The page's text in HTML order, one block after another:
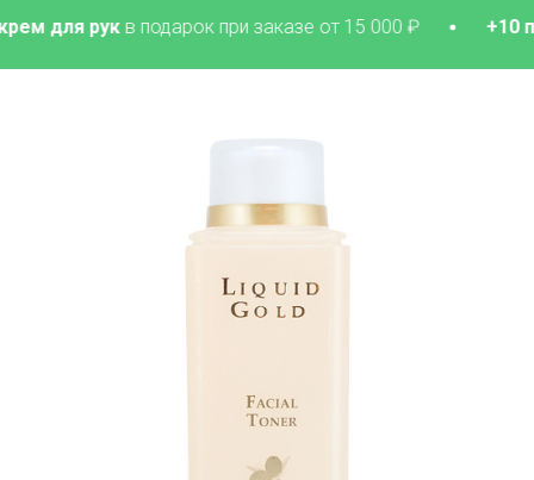
в подарок при заказе от 15 000 ₽ +10 патчей для